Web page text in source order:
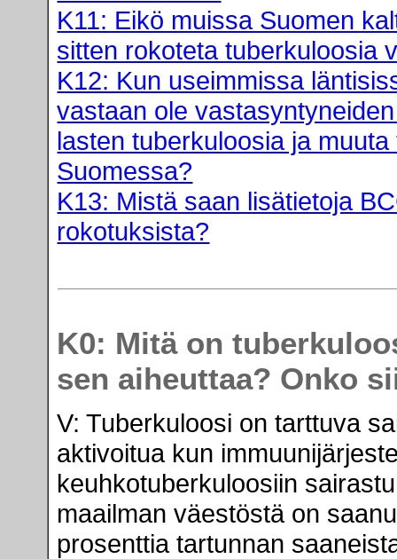
K11: Eikö muissa Suomen
sitten rokoteta tuberkuloosia
K12: Kun useimmissa
vastaan ole
lasten tuberkuloosia ja
Suomessa?
K13: Mistä saan lisätietoja
rokotuksista?
K0: Mitä on
sen aiheuttaa? Onko
V: Tuberkuloosi on tarttuva
aktivoitua kun
keuhkotuberkuloosiin
maailman väestöstä on
prosenttia tartunnan